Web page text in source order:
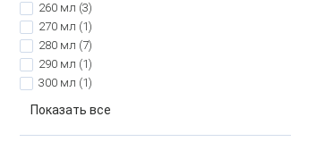
260 мл (3)
270 мл (1)
280 мл (7)
290 мл (1)
300 мл (1)
Показать все